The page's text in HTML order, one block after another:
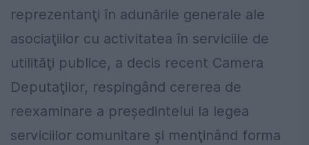
reprezentanţi în adunările generale ale
asociaţiilor cu activitatea în serviciile de
utilităţi publice, a decis recent Camera
Deputaţilor, respingând cererea de
reexaminare a preşedintelui la legea
serviciilor comunitare şi menţinând forma